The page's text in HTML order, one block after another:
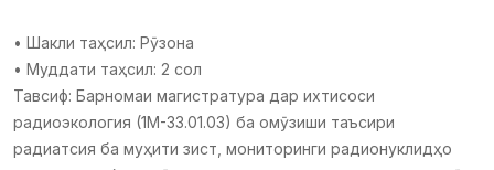
• Шакли таҳсил: Рӯзона
• Муддати таҳсил: 2 сол
Тавсиф: Барномаи магистратура дар ихтисоси
радиоэкология (1М-33.01.03) ба омӯзиши таъсири
радиатсия ба муҳити зист, мониторинги радионуклидҳо